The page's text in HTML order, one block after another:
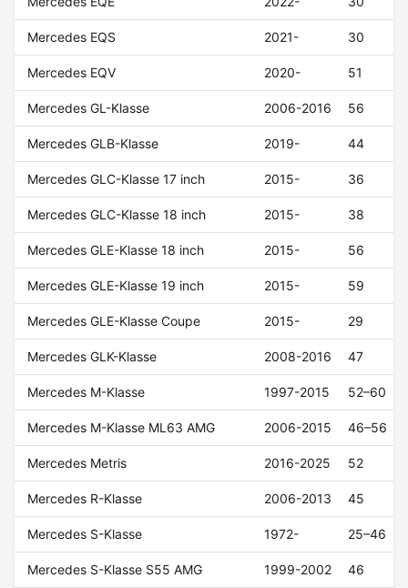
Mercedes EQS 2021- 30
Mercedes EQV 2020- 51
Mercedes GL-Klasse 2006-2016 56
Mercedes GLB-Klasse 2019- 44
Mercedes GLC-Klasse 17 inch 2015- 36
Mercedes GLC-Klasse 18 inch 2015- 38
Mercedes GLE-Klasse 18 inch 2015- 56
Mercedes GLE-Klasse 19 inch 2015- 59
Mercedes GLE-Klasse Coupe 2015- 29
Mercedes GLK-Klasse 2008-2016 47
Mercedes M-Klasse 1997-2015 52–60
Mercedes M-Klasse ML63 AMG 2006-2015 46–56
Mercedes Metris 2016-2025 52
Mercedes R-Klasse 2006-2013 45
Mercedes S-Klasse 1972- 25–46
Mercedes S-Klasse S55 AMG 1999-2002 46